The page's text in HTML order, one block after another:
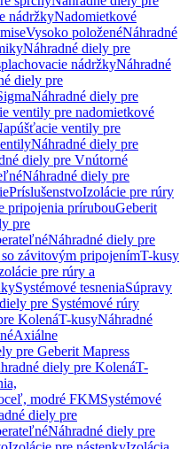
nádržkyNadomietkové
Vysoko položenéNáhradné
Náhradné diely pre
nádržkyNáhradné
diely pre
Náhradné diely pre
ventily pre nadomietkové
ventily pre
Náhradné diely pre
diely pre Vnútorné
Náhradné diely pre
PríslušenstvoIzolácie pre rúry
pripojenia prírubouGeberit
pre
Náhradné diely pre
závitovým pripojenímT-kusy
pre rúry a
Systémové tesneniaSúpravy
pre Systémové rúry
KolenáT-kusyNáhradné
Axiálne
pre Geberit Mapress
diely pre KolenáT-
modré FKMSystémové
diely pre
Náhradné diely pre